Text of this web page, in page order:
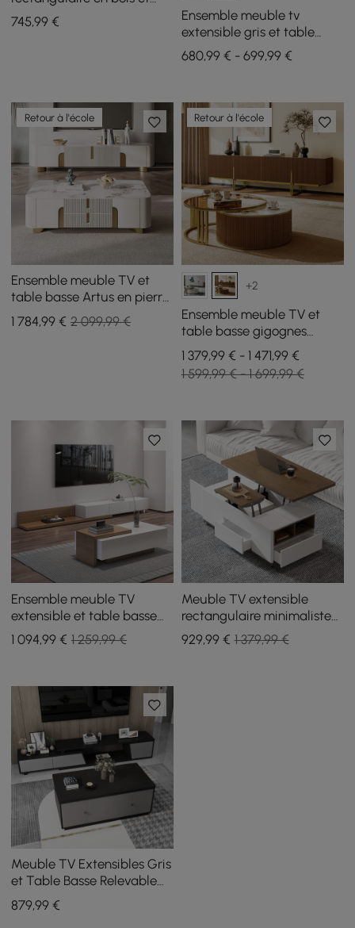
ensemble de table basse
noire à plateau relevable
745,99 €
Ensemble meuble tv
extensible gris et table
basse emboîtable Fero
680,99 € - 699,99 €
Retour à l'école
Ensemble meuble TV et
table basse Artus en pierre
frittée
1 784,99 € 2 099,99 €
Retour à l'école
+2
Ensemble meuble TV et
table basse gigognes
Grovyn avec plateau en
pierre frittée
1 379,99 € - 1 471,99 €
1 599,99 € - 1 699,99 €
Ensemble meuble TV
extensible et table basse
Crator
1 094,99 € 1 259,99 €
Meuble TV extensible
rectangulaire minimaliste
blanc et noyer et ensemble
de table basse relevable
929,99€ 1 379,99 €
Meuble TV Extensibles Gris
et Table Basse Relevable
Lot de 2
879,99 €